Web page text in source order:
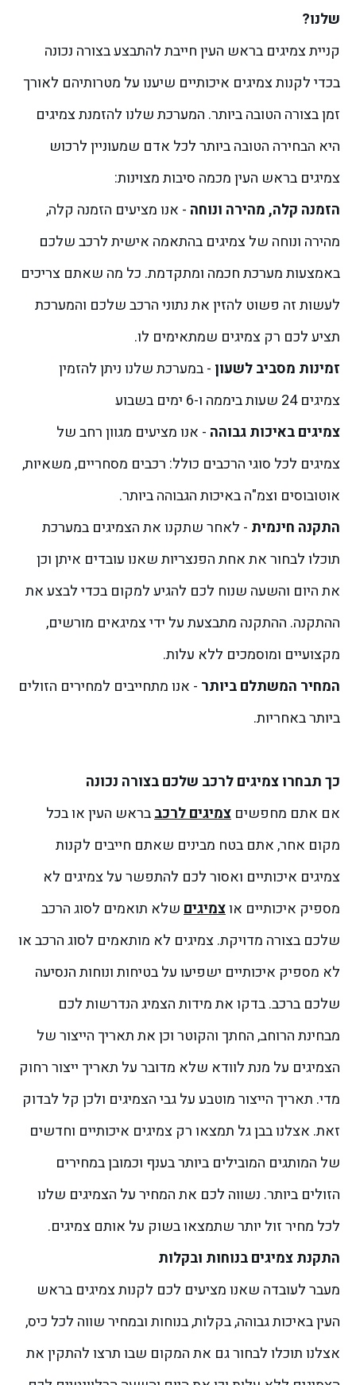
שלנו?
קניית צמיגים בראש העין חייבת להתבצע בצורה נכונה
בכדי לקנות צמיגים איכותיים שיענו על מטרותיהם לאורך
זמן בצורה הטובה ביותר. המערכת שלנו להזמנת צמיגים
היא הבחירה הטובה ביותר לכל אדם שמעוניין לרכוש
צמיגים בראש העין מכמה סיבות מצוינות:
הזמנה קלה, מהירה ונוחה - אנו מציעים הזמנה קלה,
מהירה ונוחה של צמיגים בהתאמה אישית לרכב שלכם
באמצעות מערכת חכמה ומתקדמת. כל מה שאתם צריכים
לעשות זה פשוט להזין את נתוני הרכב שלכם והמערכת
תציע לכם רק צמיגים שמתאימים לו.
זמינות מסביב לשעון - במערכת שלנו ניתן להזמין
צמיגים 24 שעות ביממה ו-6 ימים בשבוע
צמיגים באיכות גבוהה - אנו מציעים מגוון רחב של
צמיגים לכל סוגי הרכבים כולל: רכבים מסחריים, משאיות,
אוטובוסים וצמ"ה באיכות הגבוהה ביותר.
התקנה חינמית - לאחר שתקנו את הצמיגים במערכת
תוכלו לבחור את אחת הפנצריות שאנו עובדים איתן וכן
את היום והשעה שנוח לכם להגיע למקום בכדי לבצע את
ההתקנה. ההתקנה מתבצעת על ידי צמיגאים מורשים,
מקצועיים ומוסמכים ללא עלות.
המחיר המשתלם ביותר - אנו מתחייבים למחירים הזולים
ביותר באחריות.
כך תבחרו צמיגים לרכב שלכם בצורה נכונה
אם אתם מחפשים צמיגים לרכבבראש העין או בכל
מקום אחר, אתם בטח מבינים שאתם חייבים לקנות
צמיגים איכותיים ואסור לכם להתפשר על צמיגים לא
מספיק איכותיים אוצמיגיםשלא תואמים לסוג הרכב
שלכם בצורה מדויקת. צמיגים לא מותאמים לסוג הרכב או
לא מספיק איכותיים ישפיעו על בטיחות ונוחות הנסיעה
שלכם ברכב.בדקו את מידות הצמיג הנדרשות לכם
מבחינת הרוחב, החתך והקוטר וכן את תאריך הייצור של
הצמיגים על מנת לוודא שלא מדובר על תאריך ייצור רחוק
מדי. תאריך הייצור מוטבע על גבי הצמיגים ולכן קל לבדוק
זאת. אצלנו בבן גל תמצאו רק צמיגים איכותיים וחדשים
של המותגים המובילים ביותר בענף וכמובן במחירים
הזולים ביותר. נשווה לכם את המחיר על הצמיגים שלנו
לכל מחיר זול יותר שתמצאו בשוק על אותם צמיגים.
התקנת צמיגים בנוחות ובקלות
מעבר לעובדה שאנו מציעים לכם לקנות צמיגים בראש
העין באיכות גבוהה, בקלות, בנוחות ובמחיר שווה לכל כיס,
אצלנו תוכלו לבחור גם את המקום שבו תרצו להתקין את